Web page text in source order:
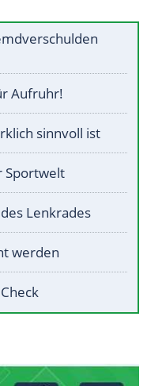
Aufruhr!
sinnvoll ist
Sportwelt
Lenkrades
werden